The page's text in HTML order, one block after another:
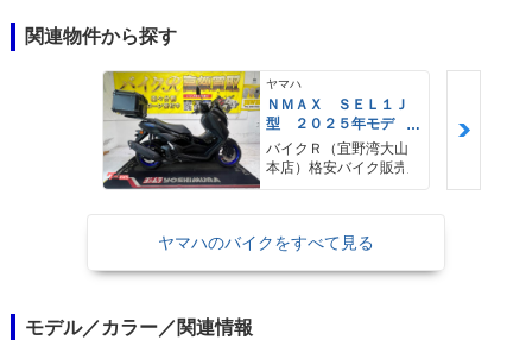
関連物件から探す
ヤマハ
ＮＭＡＸ ＳＥＬ１Ｊ
型 ２０２５年モデ
ル ＡＢＳ キーレ
ス リアキャリア リ
アＢＯＸ
バイクＲ（宜野湾大山
本店）格安バイク販売
ヤマハのバイクをすべて見る
モデル／カラー／関連情報